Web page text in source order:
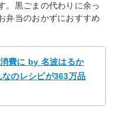
。黒ごまの代わりに余っ
弁当のおかずにおすすめ
費に by 名波はるか
なのレシピが363万品